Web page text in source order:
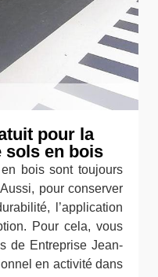
pour la
sols en bois
bois sont toujours
pour conserver
l’application
Pour cela, vous
de Entreprise Jean-
en activité dans